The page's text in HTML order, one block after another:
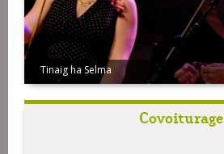
Tinaig ha Selma
Tro-Spered - Myriam Jegat
Covoiturage